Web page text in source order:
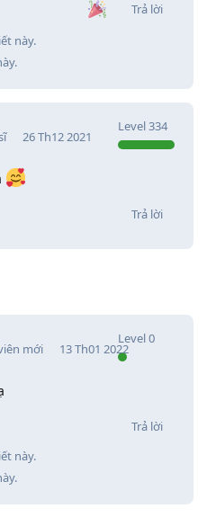
Trả lời
này.
.
Level334
26 Th12 2021
Trả lời
mới
Level0
13 Th01 2022
Trả lời
này.
.